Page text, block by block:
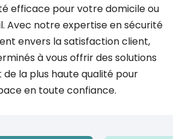
efficace pour votre domicile ou
Avec notre expertise en sécurité
envers la satisfaction client,
à vous offrir des solutions
la plus haute qualité pour
en toute confiance.